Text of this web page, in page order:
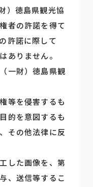
）徳島県観光協
者の許諾を得て
許諾に際して
ありません。
一財）徳島県観
等を侵害するも
的を意図するも
その他法律に反
した画像を、第
、送信等するこ